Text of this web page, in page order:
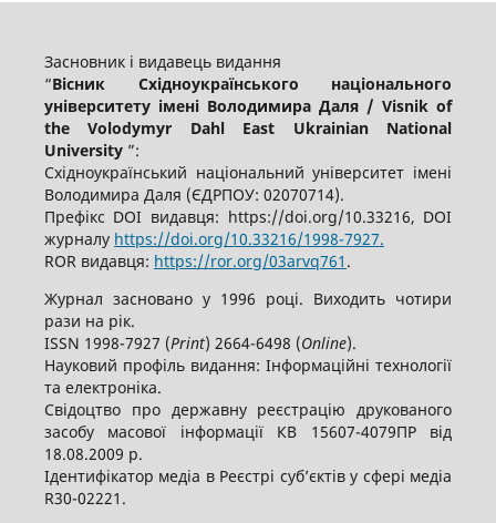
Засновник і видавець видання
“Вісник Східноукраїнського національного
університету імені Володимира Даля / Visnik of
the Volodymyr Dahl East Ukrainian National
University ”:
Східноукраїнський національний університет імені
Володимира Даля (ЄДРПОУ: 02070714).
Префікс DOI видавця: https://doi.org/10.33216, DOI
журналу https://doi.org/10.33216/1998-7927.
ROR видавця: https://ror.org/03arvq761 .
Журнал засновано у 1996 році. Виходить чотири
рази на рік.
ISSN 1998-7927 (Print) 2664-6498 (Online).
Науковий профіль видання: Інформаційні технології
та електроніка.
Свідоцтво про державну реєстрацію друкованого
засобу масової інформації КВ 15607-4079ПР від
18.08.2009 р.
Ідентифікатор медіа в Реєстрі суб’єктів у сфері медіа
R30-02221.